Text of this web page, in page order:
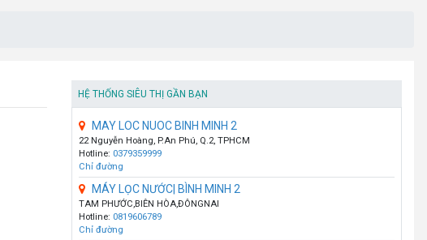
HỆ THỐNG SIÊU THỊ GẦN BẠN
MAY LOC NUOC BINH MINH 2
22 Nguyễn Hoàng, P.An Phú, Q.2, TPHCM
Hotline: 0379359999
Chỉ đường
MÁY LỌC NƯỚC| BÌNH MINH 2
TAM PHƯỚC,BIÊN HÒA,ĐÔNGNAI
Hotline: 0819606789
Chỉ đường